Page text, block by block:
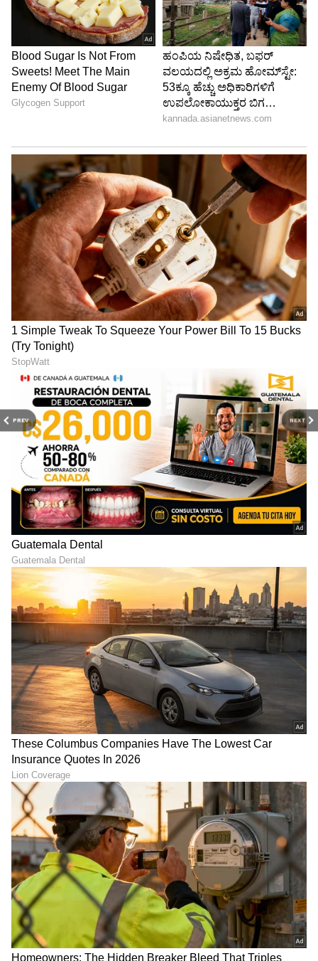
PREV NEXT
5
ಏಕಸದಸ್ಯ ಪೀಠದ ಆದೇಶ ಮತ್ತು ರೈಲ್ವೆ ಇಲಾಖೆಗೆ
ಎದುರಾದ ಆಘಾತ
ಕಂದಾಯ ದಾಖಲೆಗಳ ಬದಲಾವಣೆಗೆ ಕೋರಿ ಸಲ್ಲಿಕೆಯಾಗಿದ್ದ
ಈ ಮನವಿಯನ್ನು ಪರಿಶೀಲಿಸುವಂತೆ ಹೈಕೋರ್ಟ್‌ನ
ಏಕಸದಸ್ಯ ಪೀಠವು 2025 ಏಪ್ರಿಲ್ 25 ರಂದು ಸಂಬಂಧಪಟ್ಟ
ಅಧಿಕಾರಿಗಳಿಗೆ ನಿರ್ದೇಶನ ನೀಡಿ ಆದೇಶ ಹೊರಡಿಸಿತ್ತು. ಈ
ಆದೇಶದಿಂದ ತೀವ್ರ ಆಘಾತಕ್ಕೊಳಗಾದ ರಾಜ್ಯ ಕಂದಾಯ
ಇಲಾಖೆ ಹಾಗೂ ಕೇಂದ್ರ ರೈಲ್ವೆ ಇಲಾಖೆ, ಇಬ್ಬರೂ ಜಂಟಿಯಾಗಿ
ಈ ಮೋಸದ ವಿರುದ್ಧ ತಕ್ಷಣವೇ ಎಚ್ಚೆತ್ತುಕೊಂಡು ಏಕಸದಸ್ಯ
ಪೀಠದ ಆದೇಶವನ್ನು ಪ್ರಶ್ನಿಸಿ ಹೈಕೋರ್ಟ್‌ನ ವಿಭಾಗೀಯ
ಪೀಠಕ್ಕೆ ಪ್ರತ್ಯೇಕವಾಗಿ ರಿಟ್ ಮೇಲ್ಮನವಿಗಳನ್ನು (Writ
Appeals) ಸಲ್ಲಿಸಿದರು.
6
6
Image Credit :X
ವಂಚನೆ ಪತ್ತೆಹಚ್ಚಿ ಹೈಕೋರ್ಟ್ ವಿಭಾಗೀಯ ಪೀಠ ನೀಡಿದ
ಅಂತಿಮ ತೀರ್ಪು
ಪ್ರಕರಣದ ಸಂಪೂರ್ಣ ದಾಖಲೆಗಳನ್ನು ಕೂಲಂಕಷವಾಗಿ
ಪರಿಶೀಲಿಸಿದ ನ್ಯಾಯಮೂರ್ತಿಗಳಾದ ಡಿ.ಕೆ. ಸಿಂಗ್ ಮತ್ತು ಜಿ.
ಬಸವರಾಜ ಅವರನ್ನೊಳಗೊಂಡ ಹೈಕೋರ್ಟ್ ವಿಭಾಗೀಯ
ಪೀಠವು ಅರ್ಜಿದಾರರ ವಂಚನೆಯನ್ನು ಬಯಲಿಗೆಳೆದಿದೆ.
"ಮೂಲ ದಾವೆ, ಮಾರಾಟದ ಒಪ್ಪಂದ (Sale Agreement)